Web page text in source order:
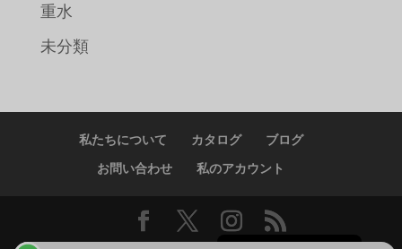
重水
未分類
私たちについて カタログ
ブログ
お問い合わせ
私のアカウント
English
ភាសាខ្មែរ
Қазақ тілі
O‘zbekcha